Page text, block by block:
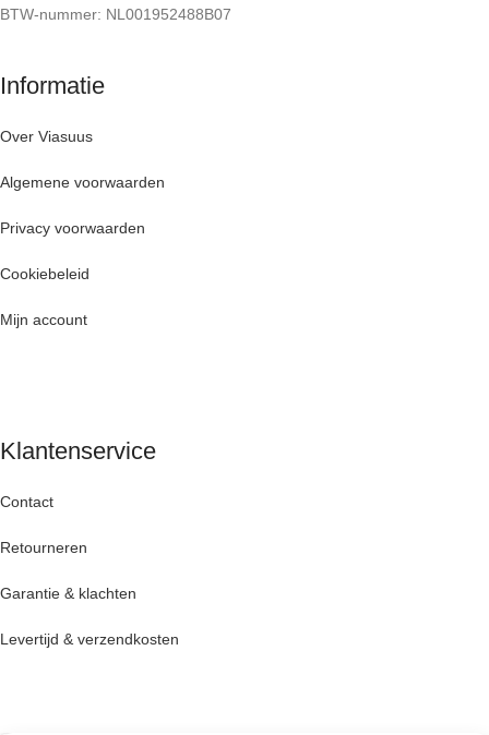
BTW-nummer: NL001952488B07
Informatie
Over Viasuus
Algemene voorwaarden
Privacy voorwaarden
Cookiebeleid
Mijn account
Klantenservice
Contact
Retourneren
Garantie & klachten
Levertijd & verzendkosten